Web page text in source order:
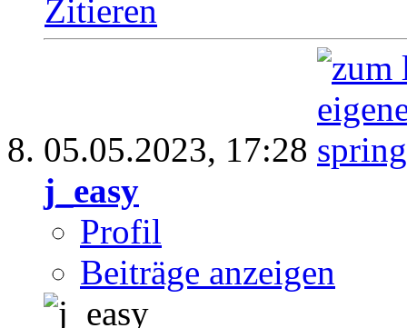
Zitieren
05.05.2023, 17:28
j_easy
Profil
Beiträge anzeigen